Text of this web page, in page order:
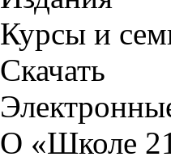
Курсы и
Скачать
О «Школе